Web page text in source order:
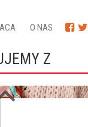
O NAS
Z